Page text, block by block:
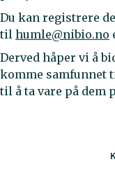
Du kan registrere
til humle@nibio.no
Derved håper vi å
komme samfunnet
til å ta vare på dem